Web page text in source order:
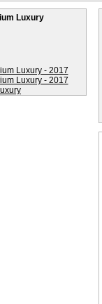
Luxury